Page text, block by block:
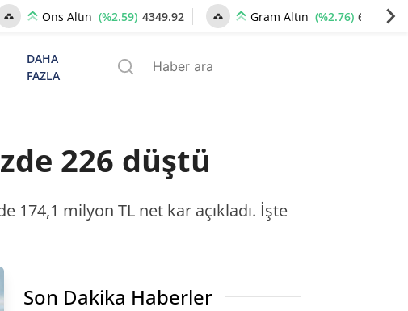
Ons Altın (%2.59) 4349.92 Gram Altın (%2.76) 6672.00
DAHA
FAZLA
226 düştü
174,1 milyon TL net kar açıkladı. İşte
Son Dakika Haberler